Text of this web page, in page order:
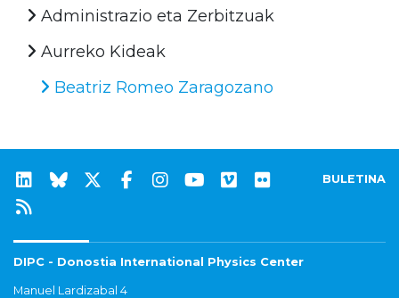
Administrazio eta Zerbitzuak
Aurreko Kideak
Beatriz Romeo Zaragozano
BULETINA
DIPC - Donostia International Physics Center
Manuel Lardizabal 4